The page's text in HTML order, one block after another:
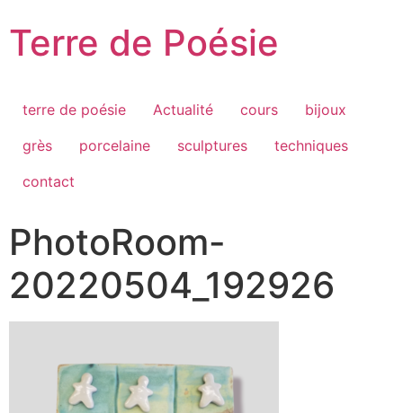
au
contenu
Terre de Poésie
terre de poésie Actualité cours
bijoux
grès
porcelaine sculptures
techniques
contact
PhotoRoom-
20220504_192926